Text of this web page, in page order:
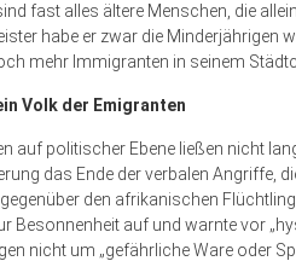
fast alles ältere Menschen, die
habe er zwar die Minderjährigen
mehr Immigranten in seinem
Volk der Emigranten
auf politischer Ebene ließen nicht
das Ende der verbalen Angriffe,
den afrikanischen
Besonnenheit auf und warnte vor
nicht um „gefährliche Ware oder